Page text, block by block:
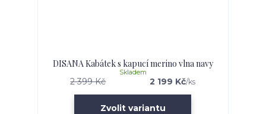
DISANA Kabátek s kapucí merino vlna navy
2 399 Kč 2 199 Kč/ks
Skladem
Zvolit variantu